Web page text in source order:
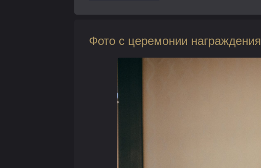
Фото с церемонии награждения